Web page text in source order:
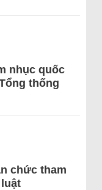
nhục quốc
thống
chức tham